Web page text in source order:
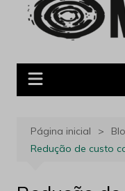
Página inicial
Redução de custo